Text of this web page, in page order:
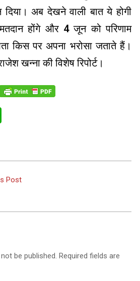
अब देखने वाली बात ये होगी
होंगे और 4 जून को परिणाम
किस पर अपना भरोसा जताते हैं।
खन्ना की विशेष रिपोर्ट।
Post
be published. Required fields are